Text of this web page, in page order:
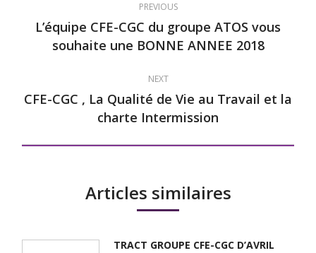
navigation
PREVIOUS
Previous
post:
L’équipe CFE-CGC du groupe ATOS vous
souhaite une BONNE ANNEE 2018
NEXT
Next
post:
CFE-CGC , La Qualité de Vie au Travail et la
charte Intermission
Articles similaires
TRACT GROUPE CFE-CGC D’AVRIL